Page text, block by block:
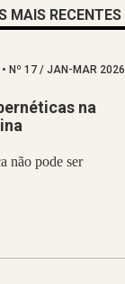
MAIS RECENTES
• Nº 17 / JAN-MAR 2026
na
não pode ser